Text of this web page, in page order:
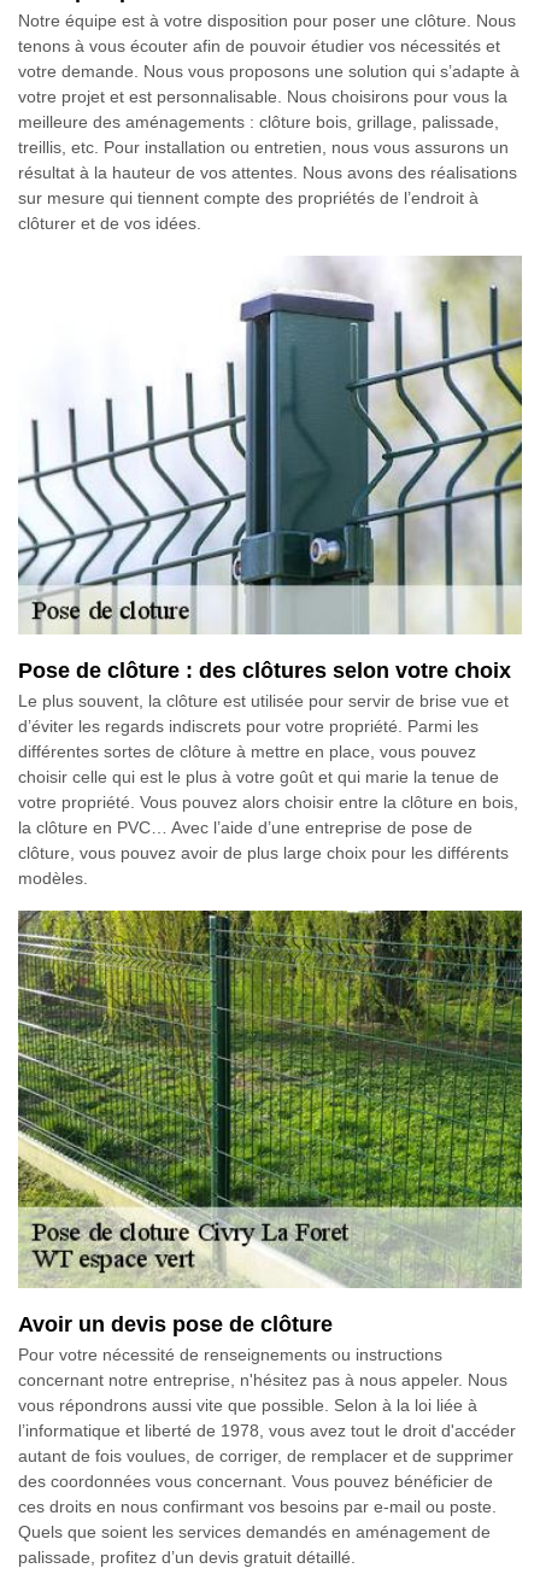
Notre équipe est à votre disposition pour poser une clôture. Nous
tenons à vous écouter afin de pouvoir étudier vos nécessités et
votre demande. Nous vous proposons une solution qui s’adapte à
votre projet et est personnalisable. Nous choisirons pour vous la
meilleure des aménagements : clôture bois, grillage, palissade,
treillis, etc. Pour installation ou entretien, nous vous assurons un
résultat à la hauteur de vos attentes. Nous avons des réalisations
sur mesure qui tiennent compte des propriétés de l’endroit à
clôturer et de vos idées.
Pose de clôture : des clôtures selon votre choix
Le plus souvent, la clôture est utilisée pour servir de brise vue et
d’éviter les regards indiscrets pour votre propriété. Parmi les
différentes sortes de clôture à mettre en place, vous pouvez
choisir celle qui est le plus à votre goût et qui marie la tenue de
votre propriété. Vous pouvez alors choisir entre la clôture en bois,
la clôture en PVC… Avec l’aide d’une entreprise de pose de
clôture, vous pouvez avoir de plus large choix pour les différents
modèles.
Avoir un devis pose de clôture
Pour votre nécessité de renseignements ou instructions
concernant notre entreprise, n'hésitez pas à nous appeler. Nous
vous répondrons aussi vite que possible. Selon à la loi liée à
l’informatique et liberté de 1978, vous avez tout le droit d'accéder
autant de fois voulues, de corriger, de remplacer et de supprimer
des coordonnées vous concernant. Vous pouvez bénéficier de
ces droits en nous confirmant vos besoins par e-mail ou poste.
Quels que soient les services demandés en aménagement de
palissade, profitez d’un devis gratuit détaillé.